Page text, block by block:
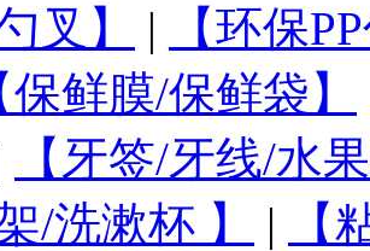
叉】
|
【环保
保鲜膜/保鲜袋】
【牙签/牙线/水
/洗漱杯 】
|
【